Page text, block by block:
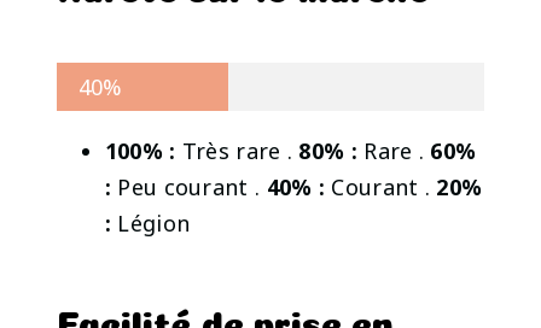
40%
100% : Très rare . 80% : Rare . 60%
: Peu courant . 40% : Courant . 20%
: Légion
Facilité de prise en